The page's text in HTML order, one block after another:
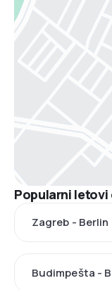
Popularni letovi
Zagreb - Berlin
Budimpešta -